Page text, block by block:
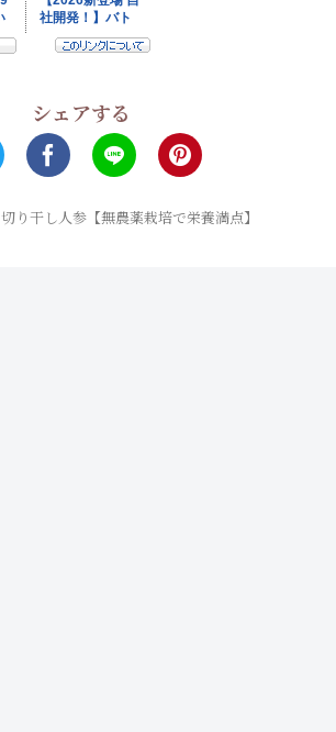
シェアする
切り干し人参【無農薬栽培で栄養満点】